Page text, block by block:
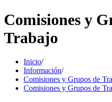
Comisiones y
Trabajo
Inicio/
Información/
Comisiones y Grupos de
Comisiones y Grupos de